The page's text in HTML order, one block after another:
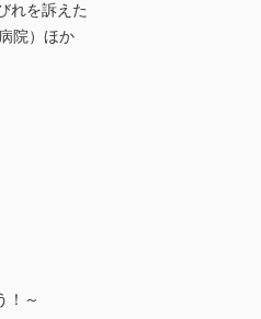
れを訴えた
院）ほか
！～